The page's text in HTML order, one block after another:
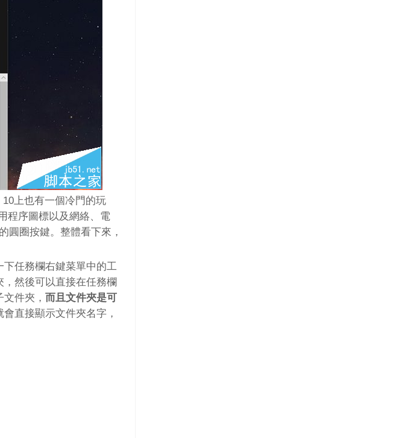
上也有一個冷門的玩
程序圖標以及網絡、電
圓圈按鍵。整體看下來，
任務欄右鍵菜單中的工
然後可以直接在任務欄
件夾， 而且文件夾是可
直接顯示文件夾名字，